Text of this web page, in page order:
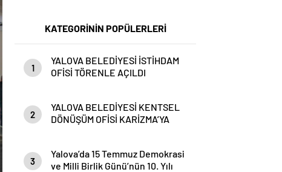
KATEGORİNİN POPÜLERLERİ
1
YALOVA BELEDİYESİ İSTİHDAM
OFİSİ TÖRENLE AÇILDI
2
YALOVA BELEDİYESİ KENTSEL
DÖNÜŞÜM OFİSİ KARİZMA’YA
3
Yalova’da 15 Temmuz Demokrasi
ve Milli Birlik Günü’nün 10. Yılı